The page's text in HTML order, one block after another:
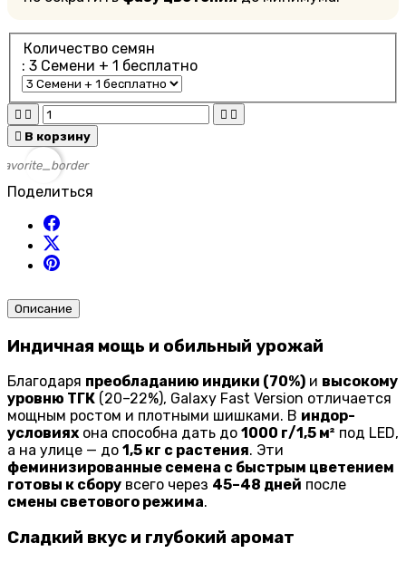
Количество семян
: 3 Cемени + 1 бесплатно
   
 В корзину
favorite_border
Поделиться
Описание
Индичная мощь и обильный урожай
Благодаря преобладанию индики (70%) и высокому
уровню ТГК (20–22%), Galaxy Fast Version отличается
мощным ростом и плотными шишками. В индор-
условиях она способна дать до 1000 г/1,5 м² под LED,
а на улице — до 1,5 кг с растения. Эти
феминизированные семена с быстрым цветением
готовы к сбору всего через 45–48 дней после
смены светового режима.
Сладкий вкус и глубокий аромат